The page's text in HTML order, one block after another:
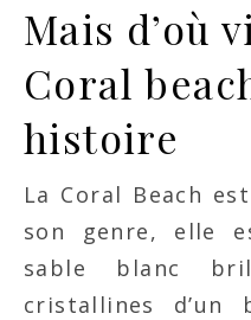
Mais d’où
Coral
histoire
La Coral Beach
son genre, elle
sable blanc
cristallines d’un